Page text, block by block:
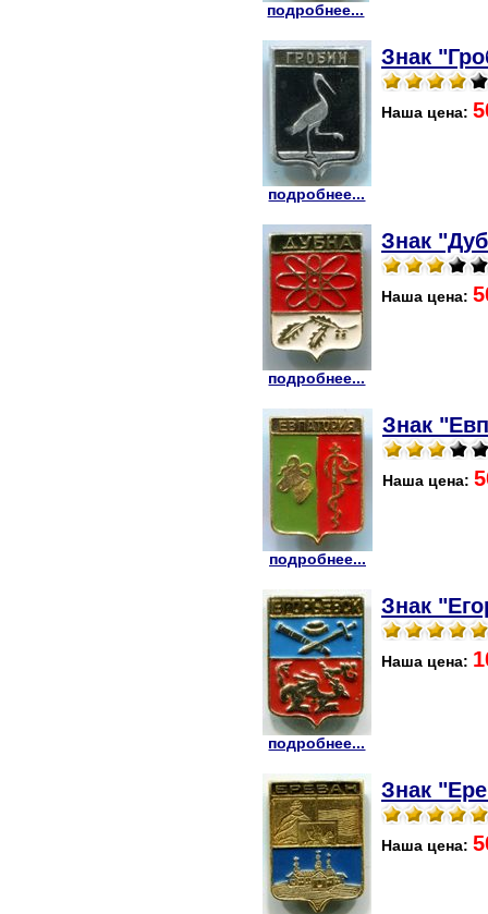
подробнее...
подробнее...
Знак
Наша цена:
подробнее...
Знак
Наша цена:
подробнее...
Знак
Наша цена:
подробнее...
Знак
Наша цена:
Знак
Наша цена: